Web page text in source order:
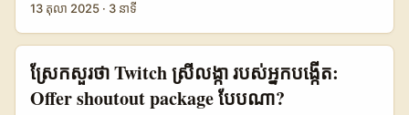
ការចែកចាយមាតិកាដែល localized, និងផ្លូវចូលទៅកាន់ creators ល្អៗ
(Discord DM, server partnerships, និង cross-platform proof
ហត្ថលេខា, និង scale campaign ជាមួយ creators អាហ្សែប៊ែយ៉ាន។
...
មានភាពសុទ្ធ និង viral បានលឿន។ សម្រាប់អ្នកប្រកបអាជីវកម្មនៅកម្ពុជា
ការជ្រើសឥណ្ឌា creators គឺជាចម្ងាយមានតម្លៃ — តែមានចម្ងល់ធំៗ: តើ
ស្វែងរកពួកគេពីណា? ត្រូវបានដឹកនាំដោយ metrics ណា? និងធានាថា
review មិនមែន paid script ថែមទៀត? ខ្លះនៃចម្លើយមាននៅក្នុងដំណឹង
13 តុលា 2025 · 3 នាទី
ស្រែកសួរថា Twitch ស្រីលង្កា របស់អ្នកបង្កើត:
Offer shoutout package បែបណា?